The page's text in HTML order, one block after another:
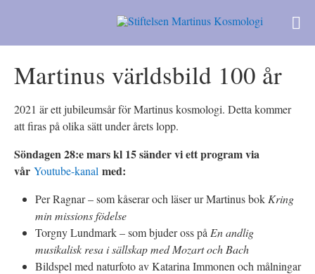
Martinus världsbild 100 år
2021 är ett jubileumsår för Martinus kosmologi. Detta kommer
att firas på olika sätt under årets lopp.
Söndagen 28:e mars kl 15 sänder vi ett program via
vår Youtube-kanal med:
Per Ragnar – som kåserar och läser ur Martinus bok Kring
min missions födelse
Torgny Lundmark – som bjuder oss på En andlig
musikalisk resa i sällskap med Mozart och Bach
Bildspel med naturfoto av Katarina Immonen och målningar